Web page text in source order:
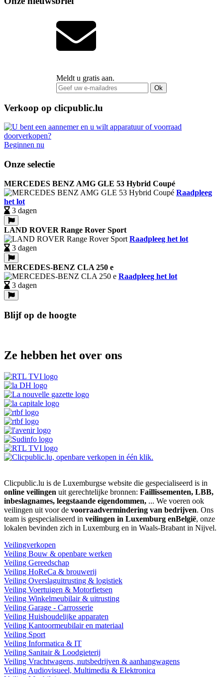
Meldt u gratis aan.
Ok
Verkoop op clicpublic.lu
Beginnen nu
Onze selectie
MERCEDES BENZ AMG GLE 53 Hybrid Coupé
Raadpleeg
het lot
3 dagen
LAND ROVER Range Rover Sport
Raadpleeg het lot
3 dagen
MERCEDES-BENZ CLA 250 e
Raadpleeg het lot
3 dagen
Blijf op de hoogte
Ze hebben het over ons
Clicpublic.lu is de Luxemburgse website die gespecialiseerd is in
online veilingen uit gerechtelijke bronnen: Faillissementen, LBB,
inbeslagnames, leegstaande eigendommen, ... We voeren ook
veilingen uit voor de voorraadvermindering van bedrijven. Ons
team is gespecialiseerd in veilingen in Luxemburg enBelgië, onze
lokalen bevinden zich in Luxemburg en in Waals-Brabant in Nijvel.
Veilingverkopen
Veiling Bouw & openbare werken
Veiling Gereedschap
Veiling HoReCa & brouwerij
Veiling Overslaguitrusting & logistiek
Veiling Voertuigen & Motorfietsen
Veiling Winkelmeubilair & uitrusting
Veiling Garage - Carrosserie
Veiling Huishoudelijke apparaten
Veiling Kantoormeubilair en materiaal
Veiling Sport
Veiling Informatica & IT
Veiling Sanitair & Loodgieterij
Veiling Vrachtwagens, nutsbedrijven & aanhangwagens
Veiling Audiovisueel, Multimedia & Elektronica